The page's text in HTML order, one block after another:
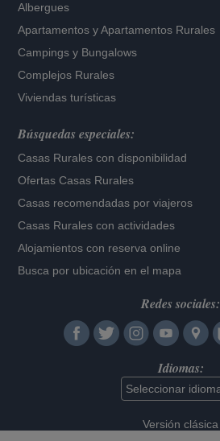
Albergues
Apartamentos yApartamentos Rurales
Campings y Bungalows
Complejos Rurales
Viviendas turísticas
Búsquedas especiales:
Casas Rurales con disponibilidad
Ofertas Casas Rurales
Casas recomendadas por viajeros
Casas Rurales con actividades
Alojamientos con reserva online
Busca por ubicación en el mapa
Redes sociales:
Idiomas:
Versión clásica